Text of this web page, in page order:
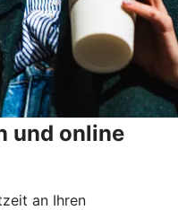
und online
an Ihren